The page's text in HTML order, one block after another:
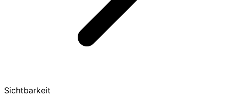
Sichtbarkeit